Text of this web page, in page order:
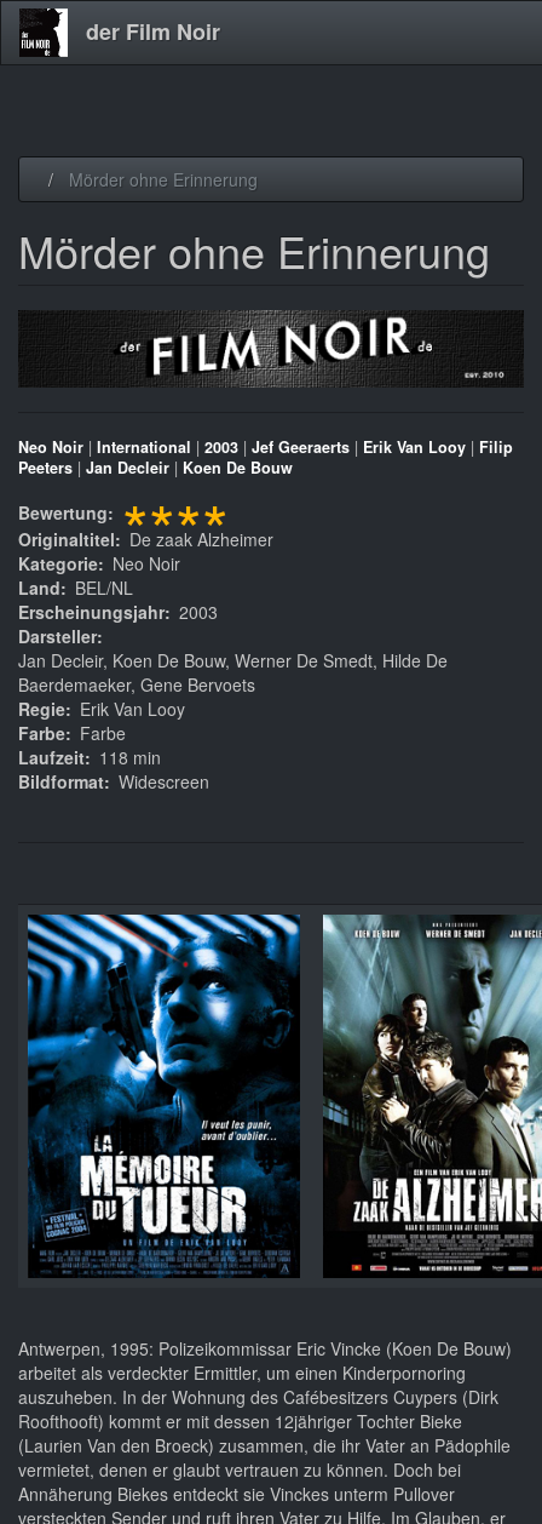
der Film Noir
Mörder ohne Erinnerung
Mörder ohne Erinnerung
Neo Noir | International | 2003 | Jef Geeraerts | Erik Van Looy | Filip
Peeters | Jan Decleir | Koen De Bouw
Bewertung ****
Originaltitel
De zaak Alzheimer
Kategorie
Neo Noir
Land
BEL/NL
Erscheinungsjahr 2003
Darsteller
Jan Decleir, Koen De Bouw, Werner De Smedt, Hilde De
Baerdemaeker, Gene Bervoets
Regie
Erik Van Looy
Farbe
Farbe
Laufzeit
118 min
Bildformat Widescreen
Antwerpen, 1995: Polizeikommissar Eric Vincke (Koen De Bouw)
arbeitet als verdeckter Ermittler, um einen Kinderpornoring
auszuheben. In der Wohnung des Cafébesitzers Cuypers (Dirk
Roofthooft) kommt er mit dessen 12jähriger Tochter Bieke
(Laurien Van den Broeck) zusammen, die ihr Vater an Pädophile
vermietet, denen er glaubt vertrauen zu können. Doch bei
Annäherung Biekes entdeckt sie Vinckes unterm Pullover
versteckten Sender und ruft ihren Vater zu Hilfe. Im Glauben, er